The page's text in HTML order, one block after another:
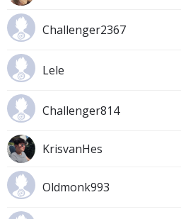
Challenger2367
Lele
Challenger814
KrisvanHes
Oldmonk993